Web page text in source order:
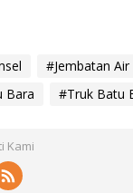
#Jembatan
Bara #Truk Batu
Kami